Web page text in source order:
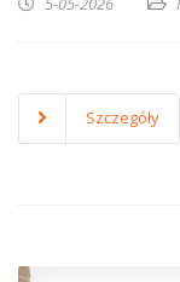
Szczegóły